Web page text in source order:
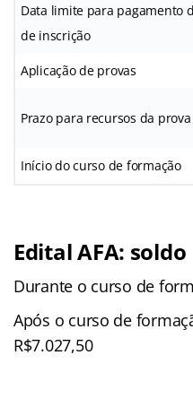
Data limite para pagamento
de inscrição
Aplicação de provas
Prazo para recursos da
Início do curso de formação
Edital AFA: soldo
Durante o curso de
Após o curso de
R$7.027,50